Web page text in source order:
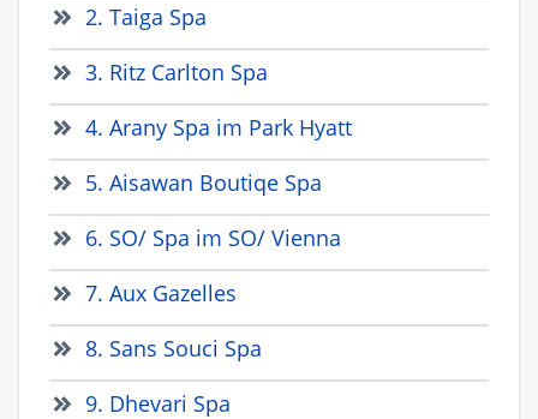
2. Taiga Spa
3. Ritz Carlton Spa
4. Arany Spa im Park Hyatt
5. Aisawan Boutiqe Spa
6. SO/ Spa im SO/ Vienna
7. Aux Gazelles
8. Sans Souci Spa
9. Dhevari Spa